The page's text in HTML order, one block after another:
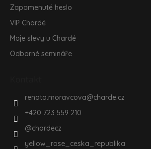
Zapomenuté heslo
VIP Chardé
Moje slevy u Chardé
Odborné semináře
renata.moravcova@charde.cz
+420 723 559 210
@chardecz
yellow_rose_ceska_republika